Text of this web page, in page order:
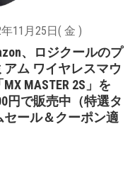
11月25日( 金 )
、ロジクールのプ
アム ワイヤレスマウ
MX MASTER 2S」を
円で販売中（特選タ
セール＆クーポン適